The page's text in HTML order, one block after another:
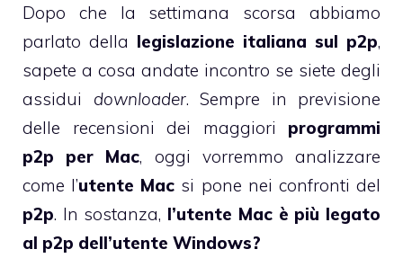
Dopo che la settimana scorsa abbiamo
parlato della legislazione italiana sul p2p,
sapete a cosa andate incontro se siete degli
assidui downloader. Sempre in previsione
delle recensioni dei maggiori programmi
p2p per Mac, oggi vorremmo analizzare
come l’utente Mac si pone nei confronti del
p2p. In sostanza, l’utente Mac è più legato
al p2p dell’utente Windows?